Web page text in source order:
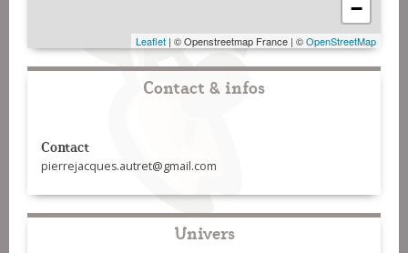
−
Leaflet | © Openstreetmap France | ©OpenStreetMap
Contact & infos
Contact
pierrejacques.autret@gmail.com
Univers